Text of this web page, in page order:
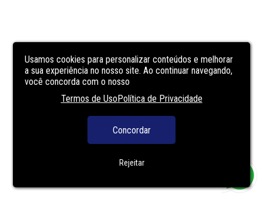
Usamos cookies para personalizar conteúdos e melhorar
a sua experiência no nosso site. Ao continuar navegando,
você concorda com o nosso
Termos de UsoPolítica de Privacidade
Concordar
Rejeitar